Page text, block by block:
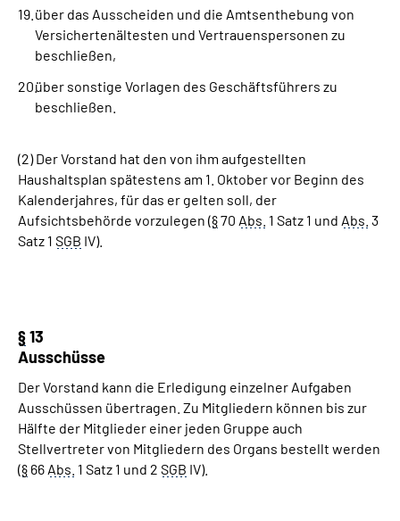
über das Ausscheiden und die Amtsenthebung von
Versichertenältesten und Vertrauenspersonen zu
beschließen,
über sonstige Vorlagen des Geschäftsführers zu
beschließen.
(2) Der Vorstand hat den von ihm aufgestellten
Haushaltsplan spätestens am 1. Oktober vor Beginn des
Kalenderjahres, für das er gelten soll, der
Aufsichtsbehörde vorzulegen (§70 Abs. 1 Satz 1 und Abs. 3
Satz 1 SGB IV).
§13
Ausschüsse
Der Vorstand kann die Erledigung einzelner Aufgaben
Ausschüssen übertragen. Zu Mitgliedern können bis zur
Hälfte der Mitglieder einer jeden Gruppe auch
Stellvertreter von Mitgliedern des Organs bestellt werden
(§ 66 Abs. 1 Satz 1 und 2 SGB IV).